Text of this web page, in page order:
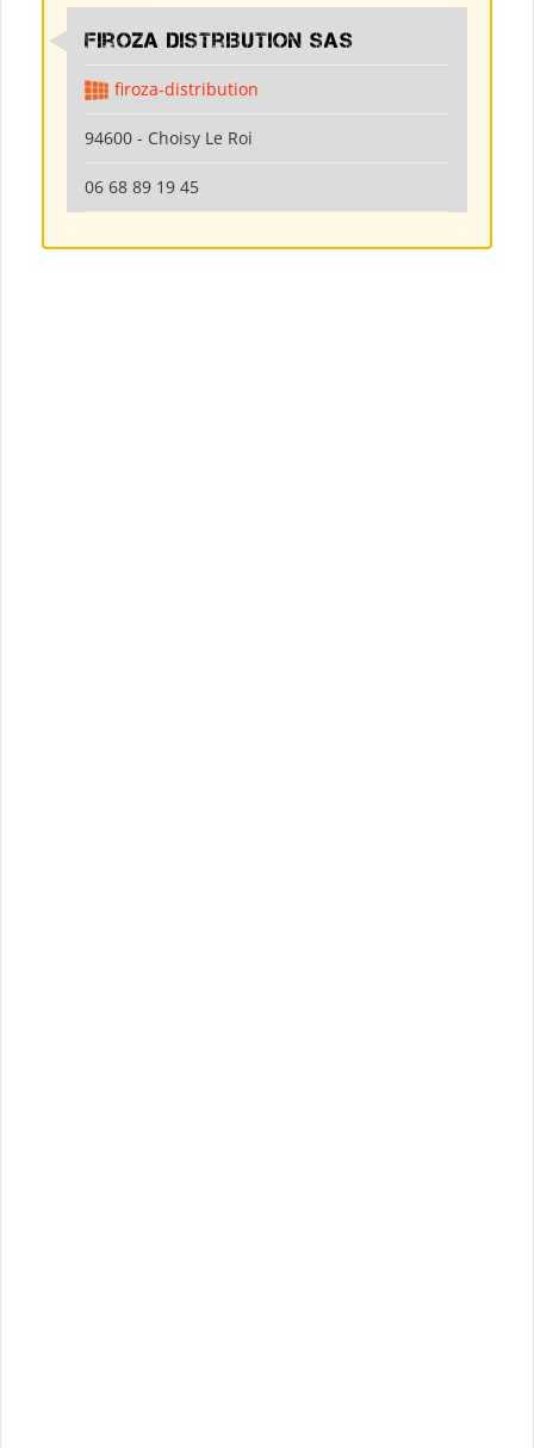
Firoza Distribution SAS
firoza-distribution
94600 - Choisy Le Roi
06 68 89 19 45